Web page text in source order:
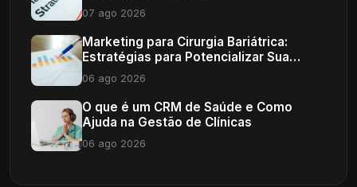
07 ago 2026
Marketing para Cirurgia Bariátrica:
Estratégias para Potencializar Sua
Clínica
06 ago 2026
O que é um CRM de Saúde e Como
Ajuda na Gestão de Clínicas
06 ago 2026